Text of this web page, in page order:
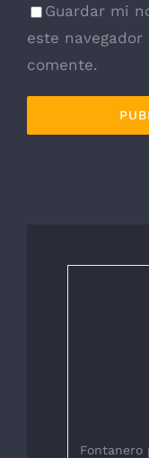
Guardar mi
este
comente.
Fontanero